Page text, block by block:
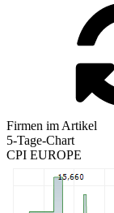
Firmen im Artikel
5-Tage-Chart
CPI EUROPE